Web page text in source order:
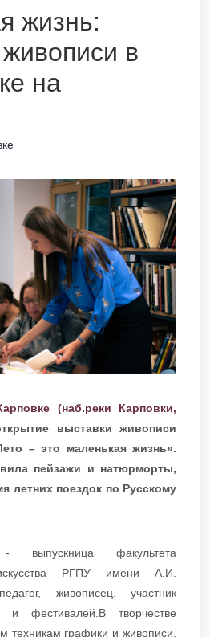
жизнь:
в
на
(наб.реки Карповки,
выставки живописи
– это маленькая жизнь».
пейзажи и натюрморты,
летних поездок по Русскому
факультета
искусства РГПУ имени А.И.
живописец, участник
и фестивалей.В творчестве
техникам графики и живописи,